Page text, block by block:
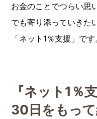
お金のことでつらい思
でも寄り添っていきた
「ネット1％支援」です
『ネット1％
30日をもって